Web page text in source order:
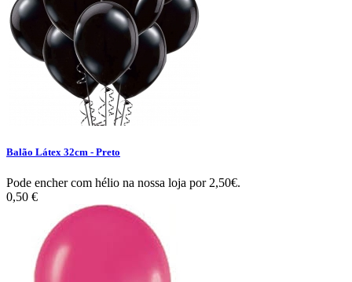
Balão Látex 32cm - Preto
Pode encher com hélio na nossa loja por 2,50€.
0,50 €